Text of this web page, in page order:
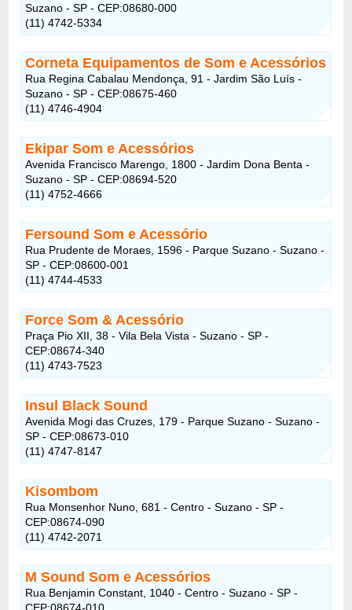
Suzano - SP - CEP:08680-000
(11) 4742-5334
Corneta Equipamentos de Som e Acessórios
Rua Regina Cabalau Mendonça, 91 - Jardim São Luís -
Suzano - SP - CEP:08675-460
(11) 4746-4904
Ekipar Som e Acessórios
Avenida Francisco Marengo, 1800 - Jardim Dona Benta -
Suzano - SP - CEP:08694-520
(11) 4752-4666
Fersound Som e Acessório
Rua Prudente de Moraes, 1596 - Parque Suzano - Suzano -
SP - CEP:08600-001
(11) 4744-4533
Force Som & Acessório
Praça Pio XII, 38 - Vila Bela Vista - Suzano - SP -
CEP:08674-340
(11) 4743-7523
Insul Black Sound
Avenida Mogi das Cruzes, 179 - Parque Suzano - Suzano -
SP - CEP:08673-010
(11) 4747-8147
Kisombom
Rua Monsenhor Nuno, 681 - Centro - Suzano - SP -
CEP:08674-090
(11) 4742-2071
M Sound Som e Acessórios
Rua Benjamin Constant, 1040 - Centro - Suzano - SP -
CEP:08674-010